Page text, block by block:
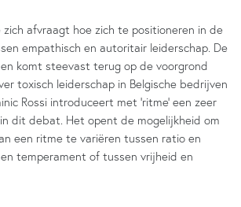
afvraagt hoe zich te positioneren in de
empathisch en autoritair leiderschap. De
komt steevast terug op de voorgrond
toxisch leiderschap in Belgische bedrijven
Rossi introduceert met ‘ritme’ een zeer
dit debat. Het opent de mogelijkheid om
een ritme te variëren tussen ratio en
temperament of tussen vrijheid en